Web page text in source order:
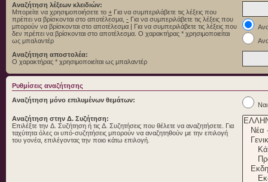
Αναζήτηση λέξεων κλειδιών:
Μπορείτε να χρησιμοποιήσετε το + Για να συμπεριλάβετε τις λέξεις που
πρέπει να βρίσκονται στο αποτέλεσμα, - Για να συμπεριλάβετε τις λέξεις που
μπορούν να βρίσκονται στο αποτέλεσμα | Για να συμπεριλάβετε τις λέξεις που
δεν πρέπει να βρίσκονται στο αποτέλεσμα. Ο χαρακτήρας * χρησιμοποιείται
ως μπαλαντέρ
Αναζήτηση αποστολέα:
Ο χαρακτήρας * χρησιμοποιείται ως μπαλαντέρ
Ρυθμίσεις αναζήτησης
Αναζήτηση μόνο επιλυμένων θεμάτων:
Ναι
Αναζήτηση στην Δ. Συζήτηση:
Επιλέξτε την Δ. Συζήτηση ή τις Δ. Συζητήσεις που θέλετε να αναζητήσετε. Για
ταχύτητα όλες οι υπό-συζητήσεις μπορούν να αναζητηθούν με την επιλογή
του γονέα, επιλέγοντας την ποιο κάτω επιλογή.